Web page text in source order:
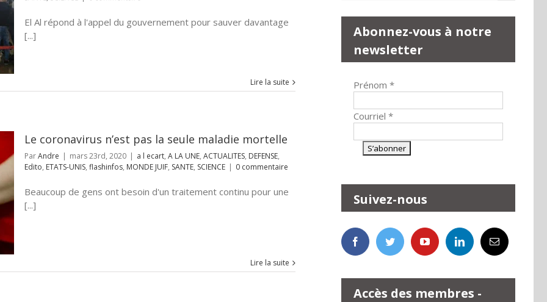
El Al répond à l'appel du gouvernement pour sauver davantage
[...]
Lire la suite
Le coronavirus n’est pas la seule maladie mortelle
ParAndre | mars 23rd, 2020 | a l ecart, A LA UNE, ACTUALITES, DEFENSE,
Edito, ETATS-UNIS, flashinfos, MONDE JUIF, SANTE, SCIENCE | 0 commentaire
Beaucoup de gens ont besoin d'un traitement continu pour une
[...]
Lire la suite
Abonnez-vous à notre
newsletter
Prénom *
Courriel *
Suivez-nous
Accès des membres -